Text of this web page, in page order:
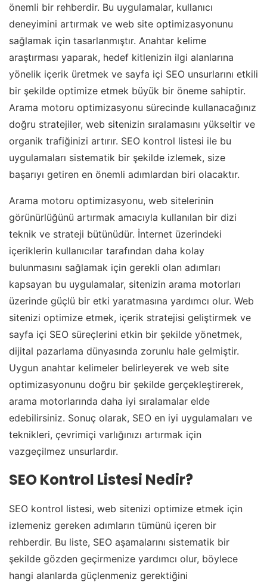
önemli bir rehberdir. Bu uygulamalar, kullanıcı
deneyimini artırmak ve web site optimizasyonunu
sağlamak için tasarlanmıştır. Anahtar kelime
araştırması yaparak, hedef kitlenizin ilgi alanlarına
yönelik içerik üretmek ve sayfa içi SEO unsurlarını etkili
bir şekilde optimize etmek büyük bir öneme sahiptir.
Arama motoru optimizasyonu sürecinde kullanacağınız
doğru stratejiler, web sitenizin sıralamasını yükseltir ve
organik trafiğinizi artırır. SEO kontrol listesi ile bu
uygulamaları sistematik bir şekilde izlemek, size
başarıyı getiren en önemli adımlardan biri olacaktır.
Arama motoru optimizasyonu, web sitelerinin
görünürlüğünü artırmak amacıyla kullanılan bir dizi
teknik ve strateji bütünüdür. İnternet üzerindeki
içeriklerin kullanıcılar tarafından daha kolay
bulunmasını sağlamak için gerekli olan adımları
kapsayan bu uygulamalar, sitenizin arama motorları
üzerinde güçlü bir etki yaratmasına yardımcı olur. Web
sitenizi optimize etmek, içerik stratejisi geliştirmek ve
sayfa içi SEO süreçlerini etkin bir şekilde yönetmek,
dijital pazarlama dünyasında zorunlu hale gelmiştir.
Uygun anahtar kelimeler belirleyerek ve web site
optimizasyonunu doğru bir şekilde gerçekleştirerek,
arama motorlarında daha iyi sıralamalar elde
edebilirsiniz. Sonuç olarak, SEO en iyi uygulamaları ve
teknikleri, çevrimiçi varlığınızı artırmak için
vazgeçilmez unsurlardır.
SEO Kontrol Listesi Nedir?
SEO kontrol listesi, web sitenizi optimize etmek için
izlemeniz gereken adımların tümünü içeren bir
rehberdir. Bu liste, SEO aşamalarını sistematik bir
şekilde gözden geçirmenize yardımcı olur, böylece
hangi alanlarda güçlenmeniz gerektiğini